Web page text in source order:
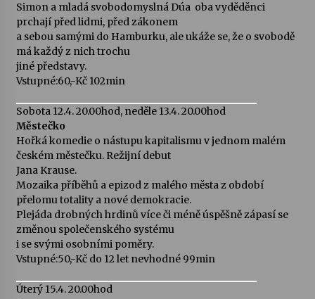
Simon a mladá svobodomyslná Dúa  oba vyděděnci
prchají před lidmi, před zákonem
a sebou samými do Hamburku, ale ukáže se, že o svobodě
má každý z nich trochu
jiné představy.
Vstupné:60,-Kč 102min
Sobota 12.4. 20.00hod, neděle 13.4. 20.00hod
Městečko
Hořká komedie o nástupu kapitalismu v jednom malém
českém městečku. Režijní debut
Jana Krause.
Mozaika příběhů a epizod z malého města z období
přelomu totality a nové demokracie.
Plejáda drobných hrdinů více či méně úspěšně zápasí se
změnou společenského systému
i se svými osobními poměry.
Vstupné:50,-Kč do 12 let nevhodné 99min
Úterý 15.4. 20.00hod